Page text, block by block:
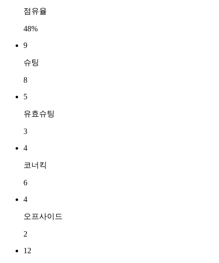
점유율
48%
9
슈팅
8
5
유효슈팅
3
4
코너킥
6
4
오프사이드
2
12